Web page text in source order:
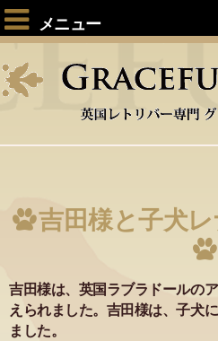
メニュー
吉田様と子犬
吉田様は、英国ラブラドールの
えられました。吉田様は、子犬
ました。